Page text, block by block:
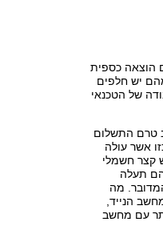
הוצאה כספית
יש חלפים
של הטכנאי
טרם התשלום
אשר עולה
קצר חשמלי
תעלה
מה
הנייד,
עם מחשב